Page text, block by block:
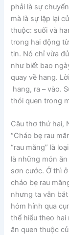
phải là sự
mà là sự lặp lại
thuộc: suối và
trong hai động
tin. Nó chỉ vừa
như biết bao
quay về hang.
hang, ra – vào.
thói quen trong
Câu thơ thứ hai,
“Cháo bẹ rau
“rau măng” là
là những món
sơn cước. Ở thì
cháo bẹ rau
nhưng ta vẫn
hóm hỉnh qua
thể hiểu theo hai
ăn quen thuộc